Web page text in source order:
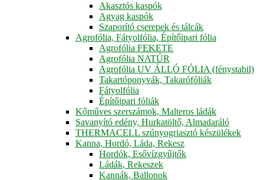
Akasztós kaspók
Agyag kaspók
Szaporító cserepek és tálcák
Agrofólia, Fátyolfólia, Építőipari fólia
Agrofólia FEKETE
Agrofólia NATÚR
Agrofólia UV ÁLLÓ FÓLIA (fénystabil)
Takartóponyvák, Takarófóliák
Fátyolfólia
Építőipari fóliák
Kőműves szerszámok, Malteros ládák
Savanyító edény, Hurkatöltő, Almadaráló
THERMACELL szúnyogriasztó készülékek
Kanna, Hordó, Láda, Rekesz
Hordók, Esővízgyűjtők
Ládák, Rekeszek
Kannák, Ballonok